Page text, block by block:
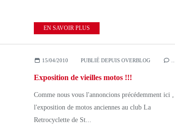
EN SAVOIR PLUS
15/04/2010 PUBLIÉ DEPUIS OVERBLOG
Exposition de vieilles motos !!!
Comme nous vous l'annoncions précédemment ici ,
l'exposition de motos anciennes au club La
Retrocyclette de St...